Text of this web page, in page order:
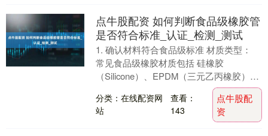
点牛股配资 如何判断食品级橡胶管
是否符合标准_认证_检测_测试
1. 确认材料符合食品级标准 材质类型：
常见食品级橡胶材质包括 硅橡胶
（Silicone）、EPDM（三元乙丙橡胶）、
氟橡胶（FKM）、NBR（丁腈橡胶）
等。....
分类：在线配资网
站
查看：
143
点牛股配
资